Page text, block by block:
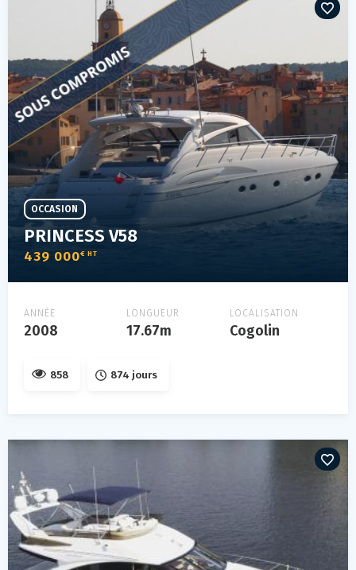
PRINCESS V58
439 000€ HT
OCCASION
ANNÉE
2008
LONGUEUR
17.67m
LOCALISATION
Cogolin
858 874 jours